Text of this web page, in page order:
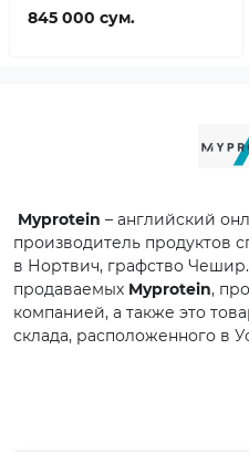
845 000 сум.
Myprotein – английский
производитель продуктов
в Нортвич, графство
продаваемых Myprotein,
компанией, а также это
склада, расположенного в